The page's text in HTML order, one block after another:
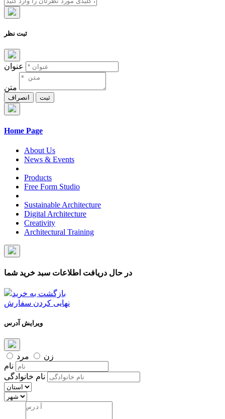
ثبت نظر
عنوان
متن
انصراف ثبت
Home Page
About Us
News & Events
Products
Free Form Studio
Sustainable Architecture
Digital Architecture
Creativity
Architectural Training
در حال دریافت اطلاعات سبد خرید شما
بازگشت به خرید
نهایی کردن سفارش
ویرایش آدرس
زن
مرد
نام
نام خانوادگی